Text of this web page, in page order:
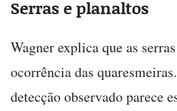
Serras e planaltos
Wagner explica que as
ocorrência das
detecção observado parece